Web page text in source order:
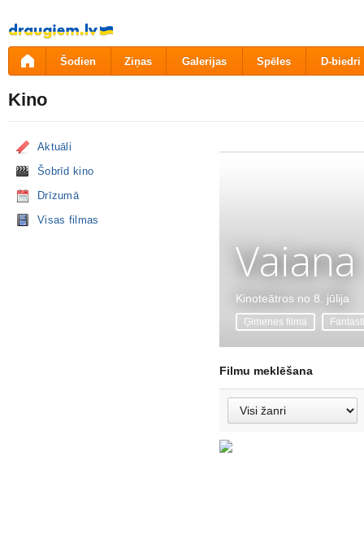
Pāriet
uz
saturu
Šodien Ziņas Galerijas Spēles D-biedri
Kino
Aktuāli
Šobrīd kino
Drīzumā
Visas filmas
Vaiana
Kinoteātros no 8. jūlija
Ģimenes filma
Filmu meklēšana